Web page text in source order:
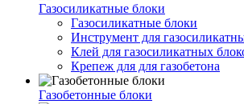
Газосиликатные блоки
Газосиликатные блоки
Инструмент для
Клей для газосиликатных
Крепеж для для газобетона
Газобетонные блоки